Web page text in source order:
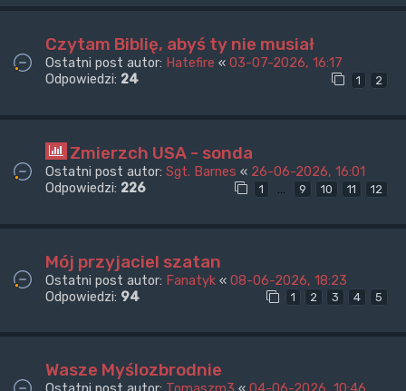
Czytam Biblię, abyś ty nie musiał
Ostatni post autor: Hatefire « 03-07-2026, 16:17
Odpowiedzi: 24 1 2
Zmierzch USA - sonda
Ostatni post autor: Sgt. Barnes « 26-06-2026, 16:01
Odpowiedzi: 226 1 … 9 10 11 12
Mój przyjaciel szatan
Ostatni post autor: Fanatyk « 08-06-2026, 18:23
Odpowiedzi: 94 1 2 3 4 5
Wasze Myślozbrodnie